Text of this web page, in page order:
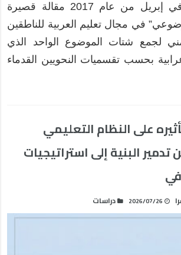
كنت قد نشرت في إبريل من عام 2017 مقالة قصيرة
في مجال تعليم العربية للناطقين
لجمع شتات الموضوع الواحد الذي
بحسب تقسميات النحويين القدماء
2023 وتأثيره على النظام التعليمي
البنية إلى استراتيجيات
2026/07/26 دراسات